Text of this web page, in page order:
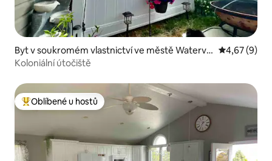
Byt v soukromém vlastnictví ve městě Watervill
e
Průměrné
4,67 (9)
Koloniální útočiště
Nejlepší v kategorii Oblíbené u hostů
Oblíbené u hostů